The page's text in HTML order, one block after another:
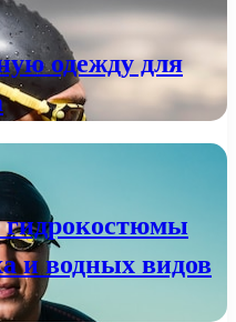
одежду для
и водных видов